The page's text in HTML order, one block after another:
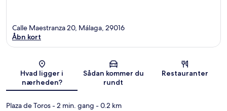
Kort
Calle Maestranza 20, Málaga, 29016
Åbn kort
Hvad ligger i
nærheden?
Sådan kommer du
rundt
Restauranter
Plaza de Toros- 2 min. gang - 0.2 km